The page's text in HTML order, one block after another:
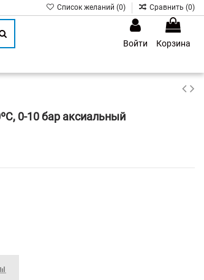
Список желаний (0) Сравнить (0)
Войти
Корзина
0-10 бар аксиальный